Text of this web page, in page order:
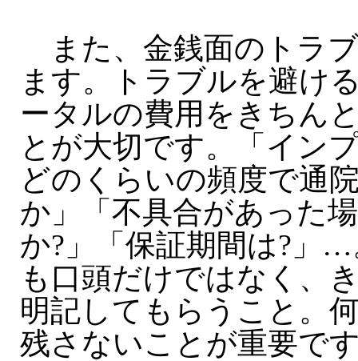
また、金銭面のトラ
ます。トラブルを避け
ータルの費用をきちん
とが大切です。「イン
どのくらいの頻度で通
か」「不具合があった
か?」「保証期間は?」
も口頭だけではなく、
明記してもらうこと。
残さないことが重要で